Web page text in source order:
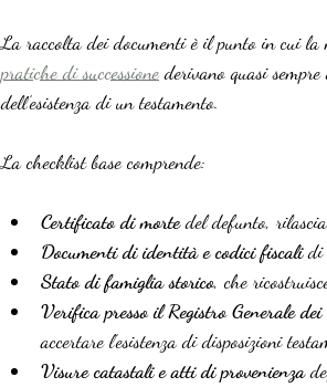
La raccolta dei documenti è il punto in cui
pratiche di successione derivano quasi
dell’esistenza di un testamento.
La checklist base comprende:
Certificato di morte del defunto,
Documenti di identità e codici fiscali di
Stato di famiglia storico, che
Verifica presso il Registro Generale dei
accertare l’esistenza di disposizioni
Visure catastali e atti di provenienza